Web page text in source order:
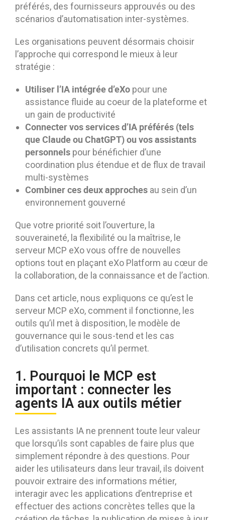
préférés, des fournisseurs approuvés ou des
scénarios d’automatisation inter-systèmes.
Les organisations peuvent désormais choisir
l’approche qui correspond le mieux à leur
stratégie :
Utiliser l’IA intégrée d’eXo pour une
assistance fluide au coeur de la plateforme et
un gain de productivité
Connecter vos services d’IA préférés (tels
que Claude ou ChatGPT) ou vos assistants
personnels pour bénéfichier d’une
coordination plus étendue et de flux de travail
multi-systèmes
Combiner ces deux approches au sein d’un
environnement gouverné
Que votre priorité soit l’ouverture, la
souveraineté, la flexibilité ou la maîtrise, le
serveur MCP eXo vous offre de nouvelles
options tout en plaçant eXo Platform au cœur de
la collaboration, de la connaissance et de l’action.
Dans cet article, nous expliquons ce qu’est le
serveur MCP eXo, comment il fonctionne, les
outils qu’il met à disposition, le modèle de
gouvernance qui le sous-tend et les cas
d’utilisation concrets qu’il permet.
1. Pourquoi le MCP est
important : connecter les
agents IA aux outils métier
Les assistants IA ne prennent toute leur valeur
que lorsqu’ils sont capables de faire plus que
simplement répondre à des questions. Pour
aider les utilisateurs dans leur travail, ils doivent
pouvoir extraire des informations métier,
interagir avec les applications d’entreprise et
effectuer des actions concrètes telles que la